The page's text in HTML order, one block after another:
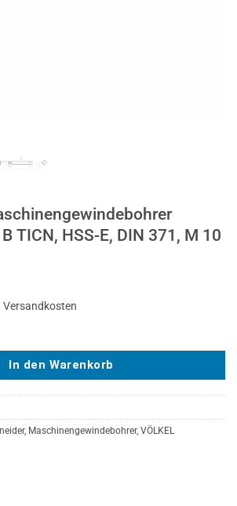
TICN, HSS-E, DIN 371, M 10
Versandkosten
In den Warenkorb
, Maschinengewindebohrer, VÖLKEL